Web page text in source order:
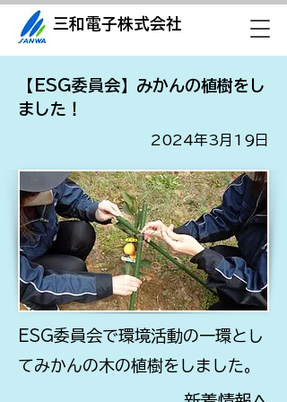
三和電子株式会社
【ESG委員会】みかんの植樹をし
ました！
2024年3月19日
ESG委員会で環境活動の一環とし
てみかんの木の植樹をしました。